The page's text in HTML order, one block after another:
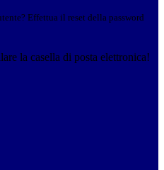
Effettua il reset della password
la casella di posta elettronica!